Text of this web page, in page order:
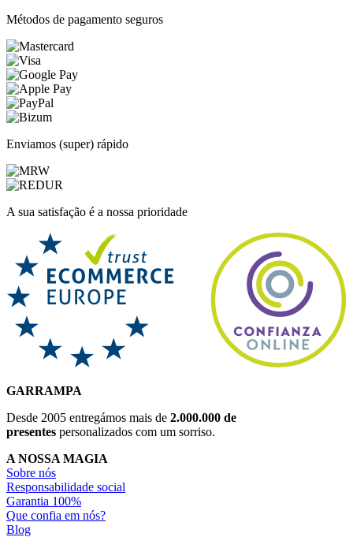
Métodos de pagamento seguros
Enviamos (super) rápido
A sua satisfação é a nossa prioridade
GARRAMPA
Desde 2005 entregámos mais de 2.000.000 de
presentes personalizados com um sorriso.
A NOSSA MAGIA
Sobre nós
Responsabilidade social
Garantia 100%
Que confia em nós?
Blog